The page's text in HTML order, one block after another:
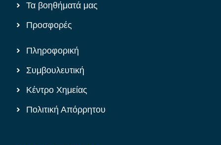
Τα βοηθήματά μας
Προσφορές
Πληροφορική
Συμβουλευτική
Κέντρο Χημείας
Πολιτική Απόρρητου